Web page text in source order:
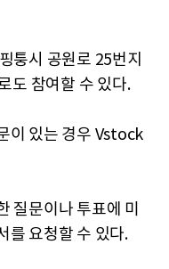
퉁시 공원로 25번지
도 참여할 수 있다.
이 있는 경우 Vstock
질문이나 투표에 미
를 요청할 수 있다.